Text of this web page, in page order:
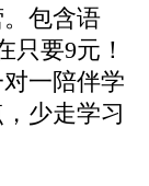
包含语
只要9元！
一陪伴学
少走学习